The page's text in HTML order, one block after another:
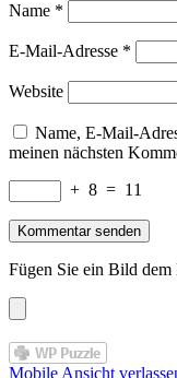
Name *
E-Mail-Adresse *
Website
Name, E-Mail-
meinen nächsten
+ 8 = 11
Fügen Sie ein Bild
Mobile Ansicht